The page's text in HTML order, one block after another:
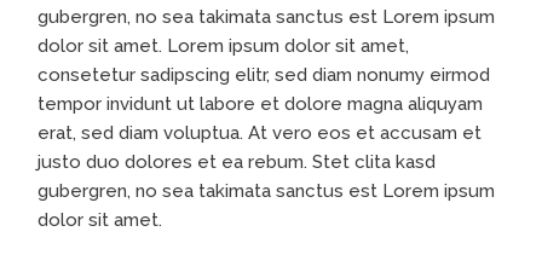
gubergren, no sea takimata sanctus est Lorem ipsum
dolor sit amet. Lorem ipsum dolor sit amet,
consetetur sadipscing elitr, sed diam nonumy eirmod
tempor invidunt ut labore et dolore magna aliquyam
erat, sed diam voluptua. At vero eos et accusam et
justo duo dolores et ea rebum. Stet clita kasd
gubergren, no sea takimata sanctus est Lorem ipsum
dolor sit amet.